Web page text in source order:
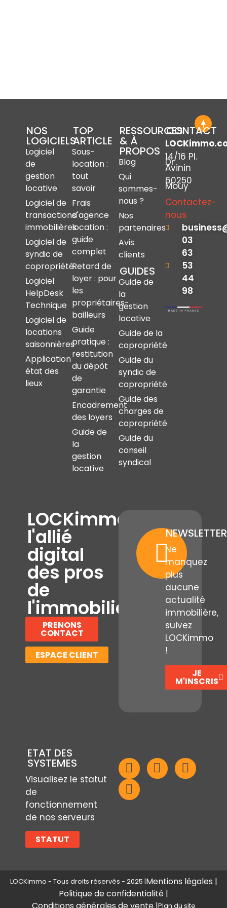
NOS
LOGICIELS
Logiciel
de
gestion
locative
Logiciel de
transactions
immobilières
Logiciel de
syndic de
copropriété
Logiciel
HelpDesk
Technique
Logiciel de
locations
saisonnières
Application
état des
lieux
TOP
ARTICLE
Sous-
location :
tout
savoir
Frais
d'agence
location :
guide
complet
Retard de
loyer : pour
les
propriétaires-
bailleurs
Guide
pratique :
restitution
du dépôt
de
garantie
Encadrement
des loyers
Guide de
la
gestion
locative
RESSOURCES
& À
PROPOS
Blog
Qui
sommes-
nous ?
Nos
partenaires
Avis
clients
GUIDES
Guide de
la
gestion
locative
Guide de la
copropriété
Guide du
syndic de
copropriété
Guide des
charges de
copropriété
Guide du
conseil
syndical
CONTACT
14/16 Pl.
Dr
Avinin
60250
Mouy
Contactez-
nous
03
63
53
44
98
LOCKimmo,
l'allié
digital
des pros
de
l'immobilier
PRENONS
CONTACT
ESPACE CLIENT
NEWSLETTER
Ne
manquez
plus
aucune
actualité
immobilière,
suivez
LOCKimmo
!
JE
M'INSCRIS
ETAT DES
SYSTEMES
Visualisez le statut
de
fonctionnement
de nos serveurs
STATUT
LOCKimmo - Tous droits réservés - 2025 |Mentions légales |
Politique de confidentialité |
Plan du site